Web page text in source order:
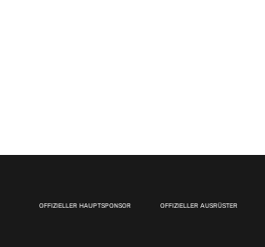
OFFIZIELLER HAUPTSPONSOR OFFIZIELLER AUSRÜSTER